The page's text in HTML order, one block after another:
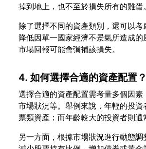
除了選擇不同的資產類別，還可以
降低因單一國家經濟不景氣所造成
4. 如何選擇合適的資產配置？
選擇合適的資產配置需考量多個因
市場狀況等。舉例來說，年輕的投
另一方面，根據市場狀況進行動態